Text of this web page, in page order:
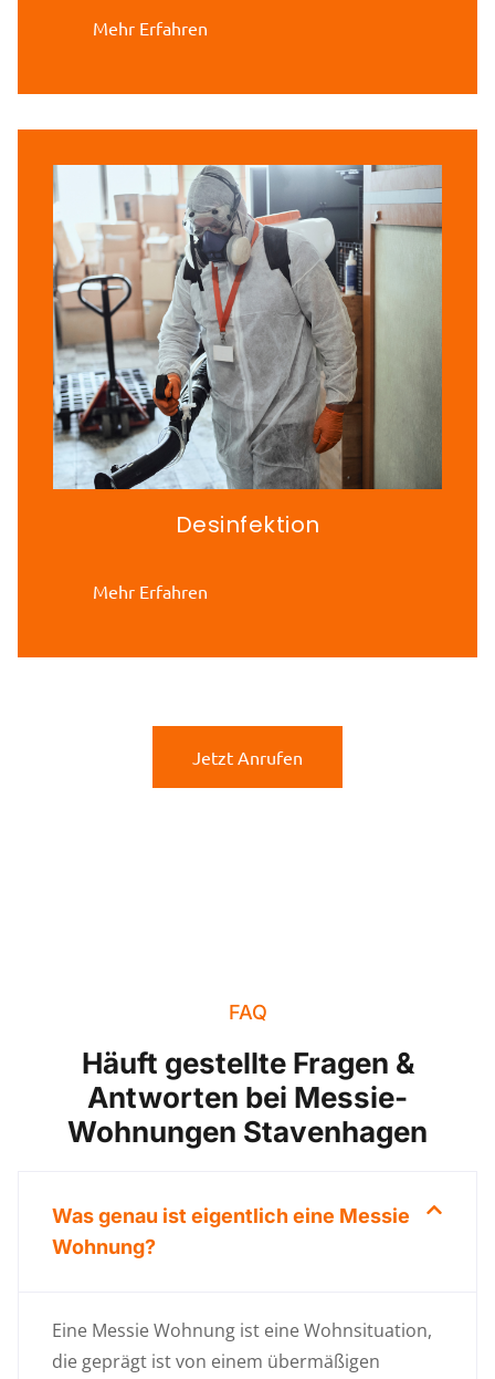
Mehr Erfahren
Desinfektion
Mehr Erfahren
Jetzt Anrufen
FAQ
Häuft gestellte Fragen &
Antworten bei Messie-
Wohnungen Stavenhagen
Was genau ist eigentlich eine Messie
Wohnung?
Eine Messie Wohnung ist eine Wohnsituation,
die geprägt ist von einem übermäßigen